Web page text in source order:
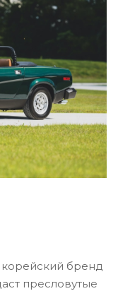
бренд
пресловутые